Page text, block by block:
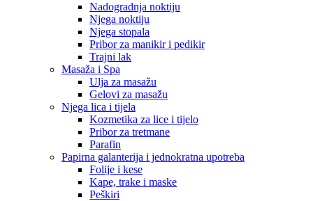
Nadogradnja noktiju
Njega noktiju
Njega stopala
Pribor za manikir i pedikir
Trajni lak
Masaža i Spa
Ulja za masažu
Gelovi za masažu
Njega lica i tijela
Kozmetika za lice i tijelo
Pribor za tretmane
Parafin
Papirna galanterija i jednokratna upotreba
Folije i kese
Kape, trake i maske
Peškiri